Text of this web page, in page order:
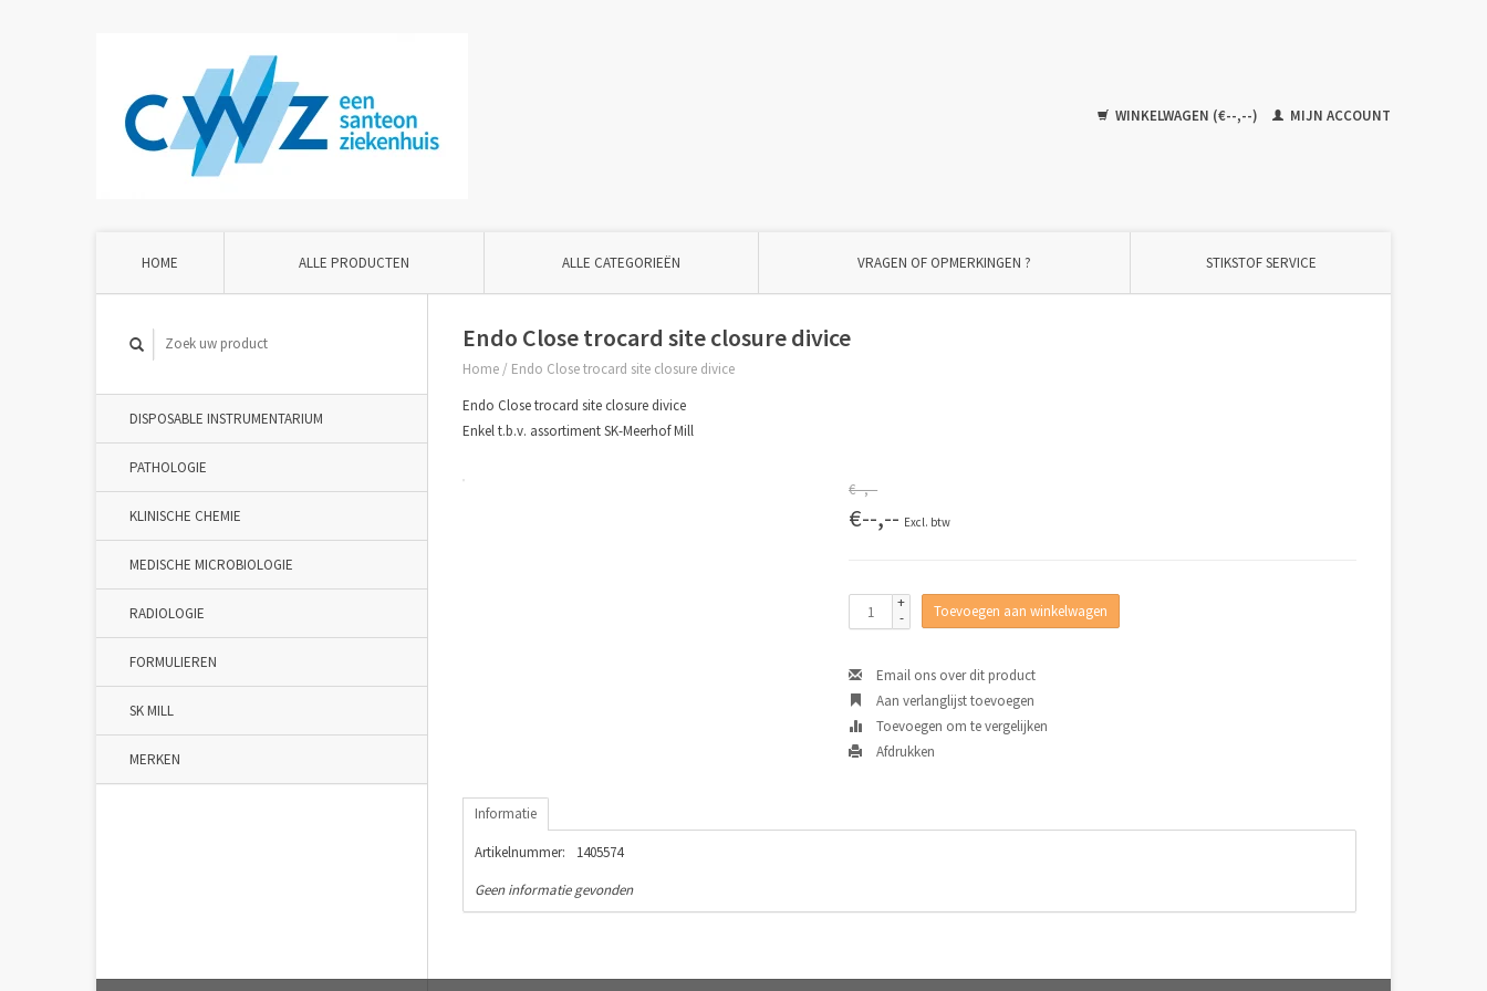
WINKELWAGEN (€--,--) MIJN ACCOUNT
HOME ALLE PRODUCTEN ALLE CATEGORIEËN VRAGEN OF OPMERKINGEN ? STIKSTOF SERVICE
DISPOSABLE INSTRUMENTARIUM
PATHOLOGIE
KLINISCHE CHEMIE
MEDISCHE MICROBIOLOGIE
RADIOLOGIE
FORMULIEREN
SK MILL
MERKEN
Endo Close trocard site closure divice
Home / Endo Close trocard site closure divice
Endo Close trocard site closure divice
Enkel t.b.v. assortiment SK-Meerhof Mill
€--,--
€--,-- Excl. btw
+
-
Toevoegen aan winkelwagen
Email ons over dit product
Aan verlanglijst toevoegen
Toevoegen om te vergelijken
Afdrukken
Informatie
Artikelnummer:
1405574
Geen informatie gevonden